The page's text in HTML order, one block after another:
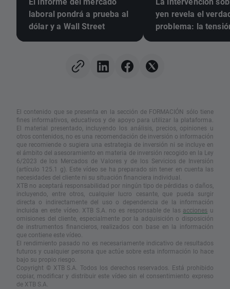
laboral pondrá a prueba al
dólar y a Wall Street
yen revela el
problema: la
El contenido que se presenta en la sección de FORMACIÓN sólo tiene
fines informativos, educativos y de apoyo para utilizar la plataforma.
El material presentado, incluyendo los análisis, precios, opiniones u
otros contenidos, no es una recomendación de inversión o información
que recomiende o sugiera una estrategia de inversión ni se incluye en
el ámbito del asesoramiento en materia de inversión recogido en la Ley
6/2023 de los Mercados de Valores y de los Servicios de Inversión
(artículo 125.1 g). Este vídeo se ha preparado sin tener en cuenta las
necesidades del cliente ni su situación financiera individual.
XTB no aceptará responsabilidad por ningún tipo de pérdidas o daños,
incluyendo, entre otros, cualquier lucro cesante, que pueda surgir
directa o indirectamente del uso o dependencia de la información
incluida en este vídeo. XTB S.A. no es responsable de las acciones u
omisiones del cliente, especialmente por la adquisición o disposición
de instrumentos financieros, realizados con base en la información
que contiene este vídeo.
El rendimiento pasado no es necesariamente indicativo de resultados
futuros y cualquier persona que actúe sobre esta información lo hace
bajo su propio riesgo.
Copyright © XTB S.A. Todos los derechos reservados. Está prohibido
copiar, modificar y distribuir este vídeo sin el consentimiento expreso
de XTB S.A.